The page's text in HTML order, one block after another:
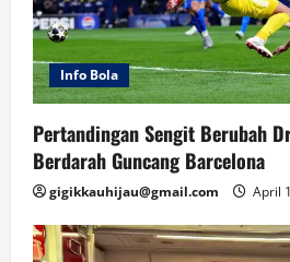
Info Bola
Pertandingan Sengit Berubah
Berdarah Guncang Barcelona
gigikkauhijau@gmail.com April